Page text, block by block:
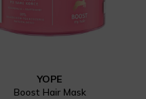
YOPE
Boost Hair Mask